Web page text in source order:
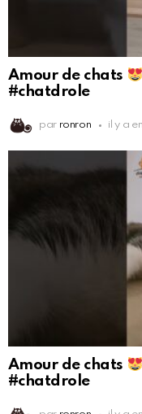
Amour de chats
#chatdrole
par ronron il y a
Amour de chats
#chatdrole